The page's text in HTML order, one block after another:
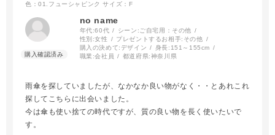
色：01.フューシャピンク サイズ：F
no name
年代:60代 シーン:ご自宅用：その他
性別:女性 プレゼントするお相手: その他
購入の決めて: デザイン 身長: 151～155cm
職業:会社員 都道府県:神奈川県
雨傘を探していましたが、なかなか良い物がなく・・とあれこれ
探してこちらに出会いました。
今は傘も使い捨ての時代ですが、質の良い物を長く使いたいで
す。